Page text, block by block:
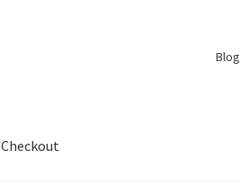
Blog
Checkout